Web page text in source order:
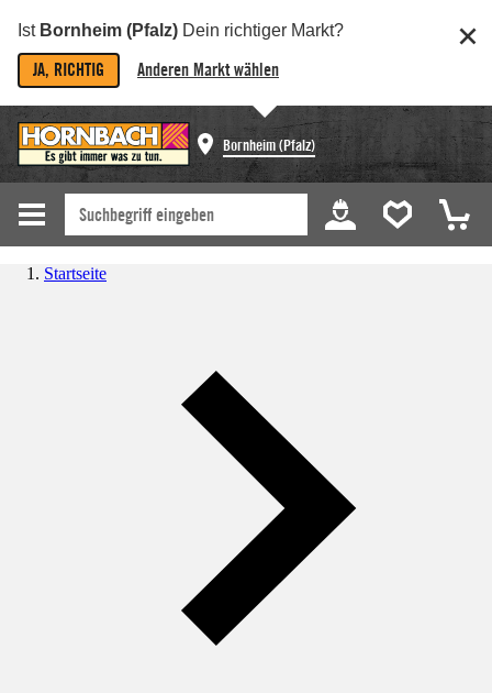
Ist Bornheim (Pfalz) Dein richtiger Markt?
JA, RICHTIG Anderen Markt wählen
Bornheim (Pfalz)
Startseite